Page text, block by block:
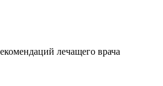
лечащего врача